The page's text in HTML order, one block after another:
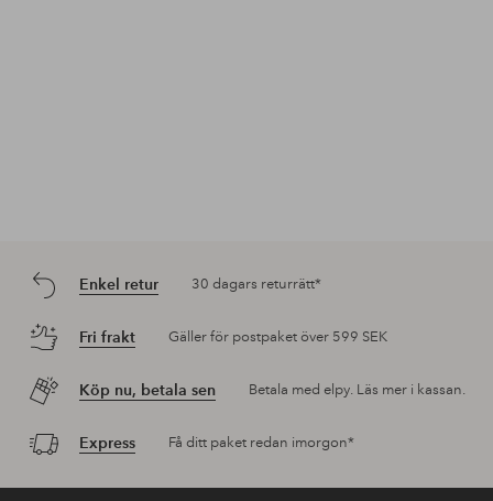
Enkel retur 30 dagars returrätt*
Fri frakt Gäller för postpaket över 599 SEK
Köp nu, betala sen Betala med elpy. Läs mer i kassan.
Express Få ditt paket redan imorgon*